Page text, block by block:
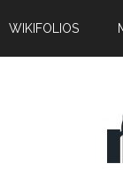
WIKIFOLIOS